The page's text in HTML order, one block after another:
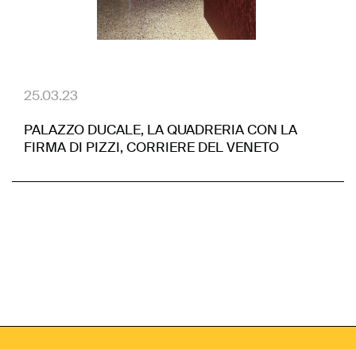
25.03.23
PALAZZO DUCALE, LA QUADRERIA CON LA
FIRMA DI PIZZI, CORRIERE DEL VENETO